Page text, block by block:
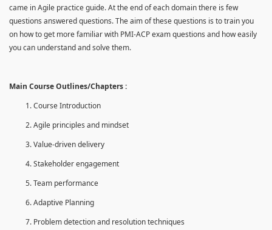
came in Agile practice guide. At the end of each domain there is few
questions answered questions. The aim of these questions is to train you
on how to get more familiar with PMI-ACP exam questions and how easily
you can understand and solve them.
Main Course Outlines/Chapters :
Course Introduction
Agile principles and mindset
Value-driven delivery
Stakeholder engagement
Team performance
Adaptive Planning
Problem detection and resolution techniques